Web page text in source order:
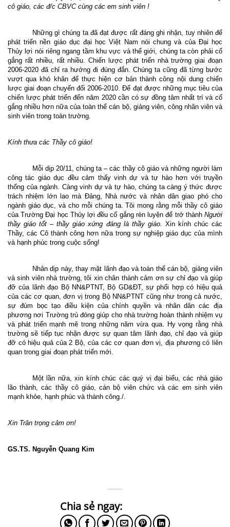
cô giáo, các đ/c CBVC cùng các em sinh viên !
Những gì chúng ta đã đạt được rất đáng ghi nhận, tuy nhiên để
phát triển nền giáo dục đại học Việt Nam nói chung và của Đại học
Thủy lợi nói riêng ngang tầm khu vực và thế giới, chúng ta còn phải cố
gắng rất nhiều, rất nhiều. Chiến lược phát triển nhà trường giai đoạn
2006-2020 đã chỉ ra hướng đi đúng đắn. Chúng ta cũng đã từng bước
vượt qua khó khăn để thực hiện cơ bản thành công nội dung chiến
lược giai đoạn chuyển đổi 2006-2010. Để đạt được những mục tiêu của
chiến lược phát triển đến năm 2020 cần có sự đồng tâm nhất trí và cố
gắng nhiều hơn nữa của toàn thể cán bộ, giảng viên, công nhân viên và
sinh viên trong toàn trường.
Kính thưa các Thầy cô giáo!
Mỗi dịp 20/11, chúng ta – các thầy cô giáo và những người làm
công tác giáo dục đều cảm thấy vinh dự và tự hào hơn với truyền
thống của ngành. Càng vinh dự và tự hào, chúng ta càng ý thức được
trách nhiệm lớn lao mà Đảng, Nhà nước và nhân dân giao phó cho
ngành giáo dục, và cho mỗi chúng ta. Tôi mong rằng mỗi thầy cô giáo
của Trường Đại học Thủy lợi đều cố gắng rèn luyện để trở thành Người
thầy giáo tốt– thầy giáo xứng đáng là thầy giáo. Xin kính chúc các
Thầy, các Cô thành công hơn nữa trong sự nghiệp giáo dục của mình
và hạnh phúc trong cuộc sống!
Nhân dịp này, thay mặt lãnh đạo và toàn thể cán bộ, giảng viên
và sinh viên nhà trường, tôi xin chân thành cảm ơn sự chỉ đạo và giúp
đỡ của lãnh đạo Bộ NN&PTNT, Bộ GD&ĐT, sự phối hợp có hiệu quả
của các cơ quan, đơn vị trong Bộ NN&PTNT cũng như trong cả nước,
sự đùm bọc tạo điều kiện của chính quyền và nhân dân các địa
phương nơi Trường trú đóng giúp cho nhà trường hoàn thành nhiệm vụ
và phát triển mạnh mẽ trong những năm vừa qua. Hy vọng rằng nhà
trường sẽ tiếp tục nhận được sự quan tâm lãnh đạo, chỉ đạo và giúp
đỡ có hiệu quả của 2 Bộ, của các cơ quan đơn vị, địa phương có liên
quan trong giai đoạn phát triển mới.
Một lần nữa, xin kính chúc các quý vị đại biểu, các nhà giáo
lão thành, các thầy cô giáo, cán bộ viên chức và các em sinh viên
mạnh khỏe, hạnh phúc và thành công./.
Xin Trân trọng cảm ơn!
GS.TS. Nguyễn Quang Kim